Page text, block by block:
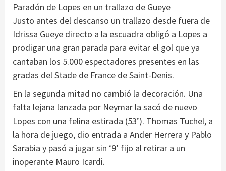
Paradón de Lopes en un trallazo de Gueye
Justo antes del descanso un trallazo desde fuera de
Idrissa Gueye directo a la escuadra obligó a Lopes a
prodigar una gran parada para evitar el gol que ya
cantaban los 5.000 espectadores presentes en las
gradas del Stade de France de Saint-Denis.
En la segunda mitad no cambió la decoración. Una
falta lejana lanzada por Neymar la sacó de nuevo
Lopes con una felina estirada (53’). Thomas Tuchel, a
la hora de juego, dio entrada a Ander Herrera y Pablo
Sarabia y pasó a jugar sin ‘9’ fijo al retirar a un
inoperante Mauro Icardi.